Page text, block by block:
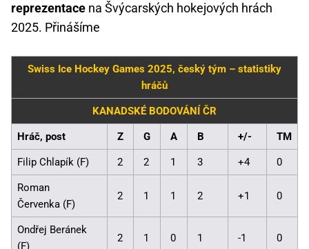
reprezentace na Švýcarských hokejových hrách
2025. Přinášíme
Swiss Ice Hockey Games 2025, český tým – statistiky
hráčů
KANADSKÉ BODOVÁNÍ ČR
Hráč, post Z G A B +/- TM
Filip Chlapík (F) 2 2 1 3 +4 0
Roman
Červenka (F)
2 1 1 2 +1 0
Ondřej Beránek
(F)
2 1 0 1 -1 0